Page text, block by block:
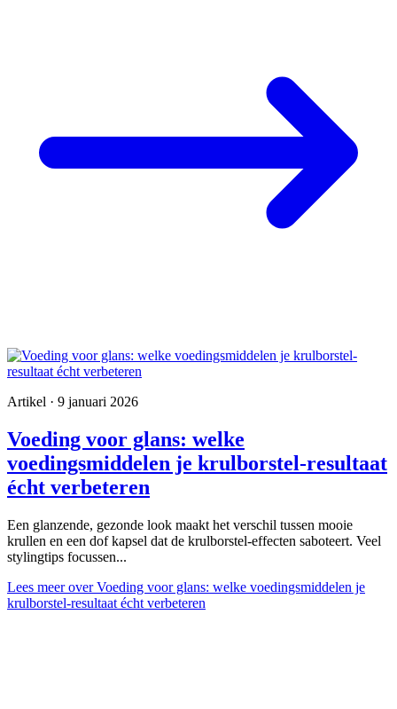
Artikel · 9 januari 2026
Voeding voor glans: welke
voedingsmiddelen je krulborstel-resultaat
écht verbeteren
Een glanzende, gezonde look maakt het verschil tussen mooie
krullen en een dof kapsel dat de krulborstel-effecten saboteert. Veel
stylingtips focussen...
Lees meerover Voeding voor glans: welke voedingsmiddelen je
krulborstel-resultaat écht verbeteren